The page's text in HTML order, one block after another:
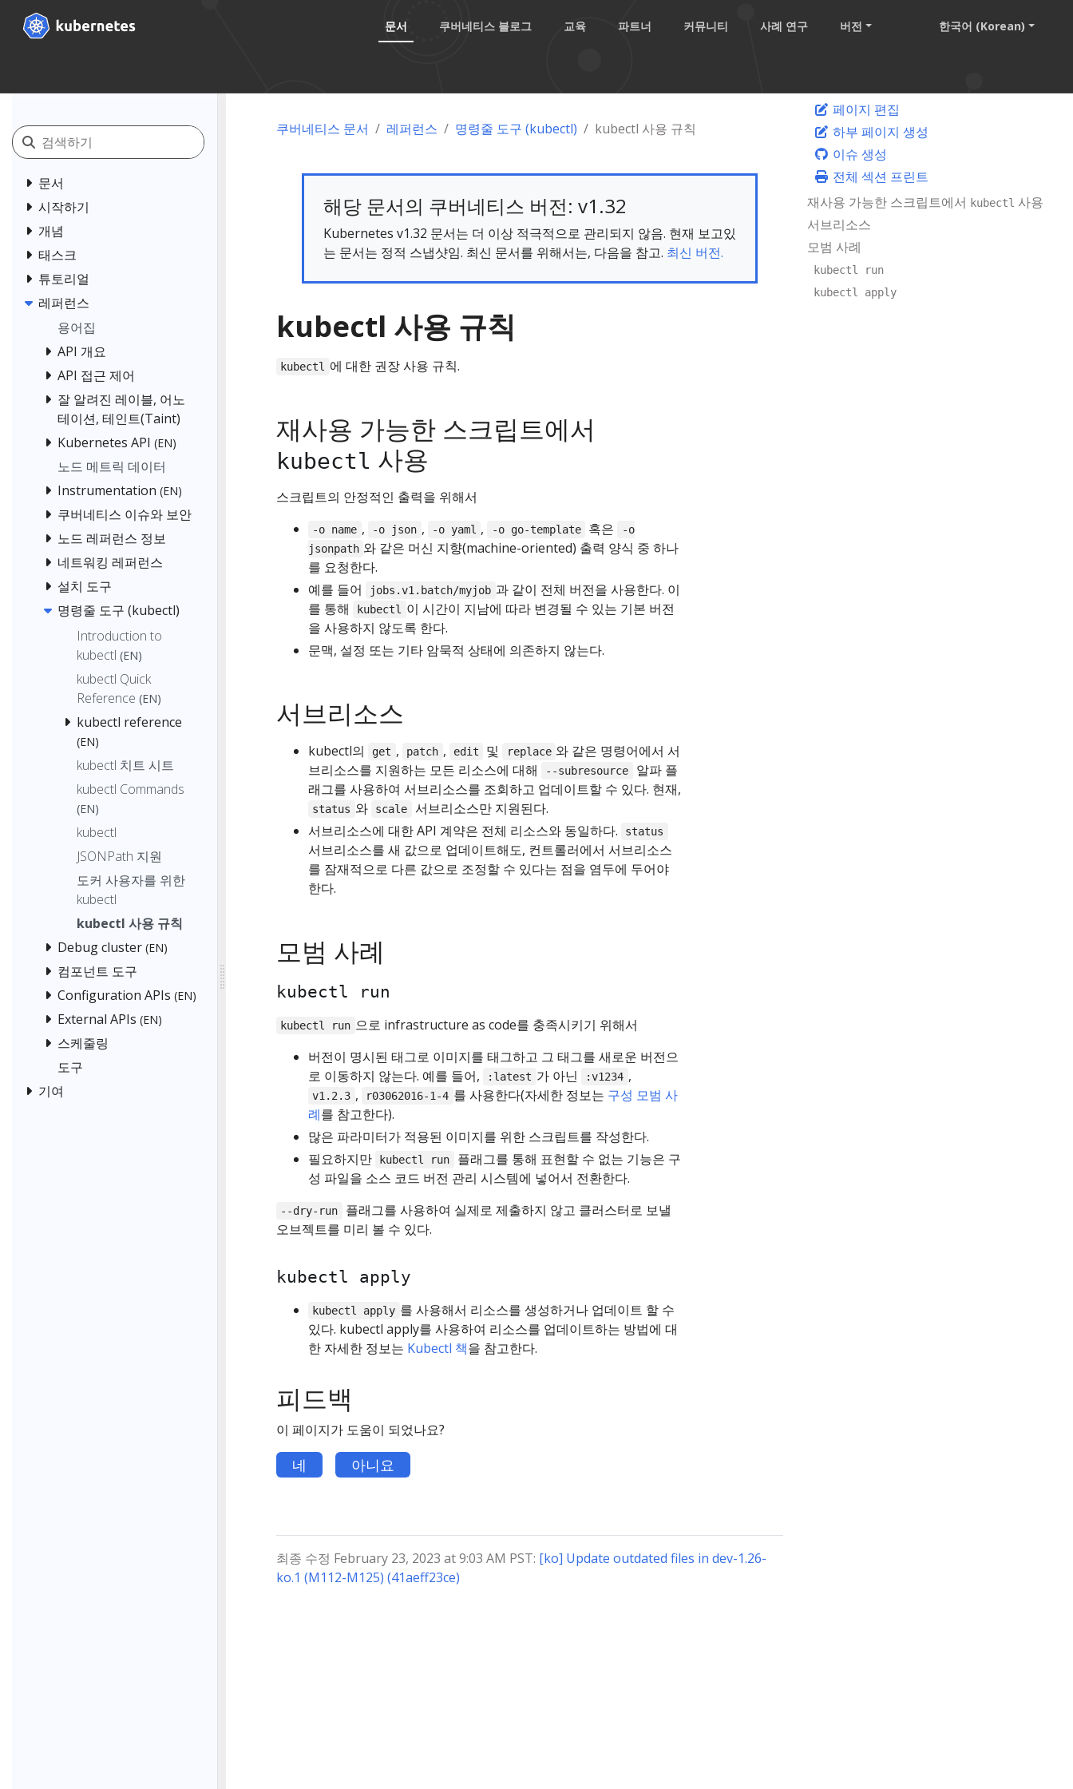
문서 쿠버네티스 블로그 교육 파트너 커뮤니티 사례 연구 버전 한국어 (Korean)
문서
시작하기
개념
태스크
튜토리얼
레퍼런스
용어집
API 개요
API 접근 제어
잘 알려진 레이블, 어노
테이션, 테인트(Taint)
Kubernetes API (EN)
노드 메트릭 데이터
Instrumentation (EN)
쿠버네티스 이슈와 보안
노드 레퍼런스 정보
네트워킹 레퍼런스
설치 도구
명령줄 도구 (kubectl)
Introduction to
kubectl (EN)
kubectl Quick
Reference (EN)
kubectl reference
(EN)
kubectl 치트 시트
kubectl Commands
(EN)
kubectl
JSONPath 지원
도커 사용자를 위한
kubectl
kubectl 사용 규칙
Debug cluster (EN)
컴포넌트 도구
Configuration APIs (EN)
External APIs (EN)
스케줄링
도구
기여
쿠버네티스 문서 레퍼런스 명령줄 도구 (kubectl) kubectl 사용 규칙
해당 문서의 쿠버네티스 버전: v1.32
Kubernetes v1.32 문서는 더 이상 적극적으로 관리되지 않음. 현재 보고있
는 문서는 정적 스냅샷임. 최신 문서를 위해서는, 다음을 참고. 최신 버전.
kubectl 사용 규칙
kubectl 에 대한 권장 사용 규칙.
재사용 가능한 스크립트에서
kubectl 사용
스크립트의 안정적인 출력을 위해서
-o name , -o json , -o yaml , -o go-template 혹은
-o
jsonpath 와 같은 머신 지향(machine-oriented) 출력 양식 중 하나
를 요청한다.
예를 들어
jobs.v1.batch/myjob 과 같이 전체 버전을 사용한다. 이
를 통해
kubectl
이 시간이 지남에 따라 변경될 수 있는 기본 버전
을 사용하지 않도록 한다.
문맥, 설정 또는 기타 암묵적 상태에 의존하지 않는다.
서브리소스
kubectl의 get , patch , edit 및 replace 와 같은 명령어에서 서
브리소스를 지원하는 모든 리소스에 대해
--subresource
알파 플
래그를 사용하여 서브리소스를 조회하고 업데이트할 수 있다. 현재,
status 와 scale
서브리소스만 지원된다.
서브리소스에 대한 API 계약은 전체 리소스와 동일하다.
status
서브리소스를 새 값으로 업데이트해도, 컨트롤러에서 서브리소스
를 잠재적으로 다른 값으로 조정할 수 있다는 점을 염두에 두어야
한다.
모범 사례
kubectl run
kubectl run 으로 infrastructure as code를 충족시키기 위해서
버전이 명시된 태그로 이미지를 태그하고 그 태그를 새로운 버전으
로 이동하지 않는다. 예를 들어,
:latest 가 아닌 :v1234 ,
v1.2.3 , r03062016-1-4 를 사용한다(자세한 정보는 구성 모범 사
례를 참고한다).
많은 파라미터가 적용된 이미지를 위한 스크립트를 작성한다.
필요하지만
kubectl run
플래그를 통해 표현할 수 없는 기능은 구
성 파일을 소스 코드 버전 관리 시스템에 넣어서 전환한다.
--dry-run
플래그를 사용하여 실제로 제출하지 않고 클러스터로 보낼
오브젝트를 미리 볼 수 있다.
kubectl apply
kubectl apply 를 사용해서 리소스를 생성하거나 업데이트 할 수
있다. kubectl apply를 사용하여 리소스를 업데이트하는 방법에 대
한 자세한 정보는 Kubectl 책을 참고한다.
피드백
이 페이지가 도움이 되었나요?
네 아니요
최종 수정 February 23, 2023 at 9:03 AM PST: [ko] Update outdated files in dev-1.26-
ko.1 (M112-M125) (41aeff23ce)
페이지 편집
하부 페이지 생성
이슈 생성
전체 섹션 프린트
재사용 가능한 스크립트에서 kubectl 사용
서브리소스
모범 사례
kubectl run
kubectl apply